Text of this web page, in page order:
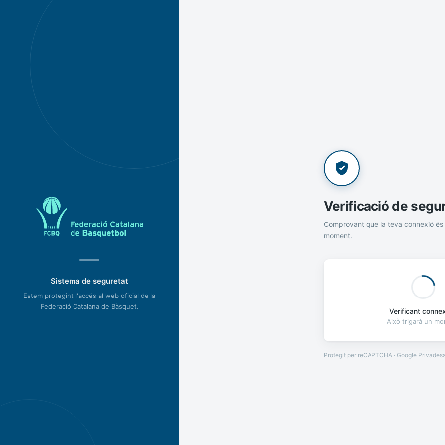
Sistema de seguretat
Estem protegint l'accés al web oficial de la
Federació Catalana de Bàsquet.
Verificació de
Comprovant que la teva connexió és
moment.
Verificant
Això trigarà un
Protegit per reCAPTCHA · Google Privadesa